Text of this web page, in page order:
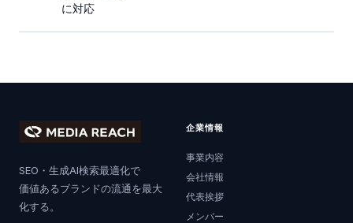
に対応
SEO・生成AI検索最適化で
価値あるブランドの流通を最大
化する。
企業情報
事業内容
会社情報
代表挨拶
メンバー